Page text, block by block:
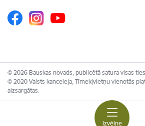
Izvēlne
© 2026 Bauskas novads, publicētā satura visas
© 2020 Valsts kanceleja, Tīmekļvietņu vienotās
aizsargātas.